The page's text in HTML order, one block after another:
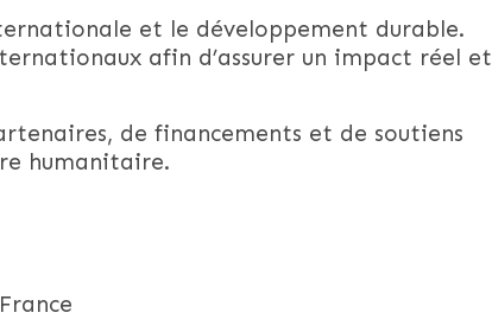
et le développement durable.
afin d’assurer un impact réel et
de financements et de soutiens
humanitaire.